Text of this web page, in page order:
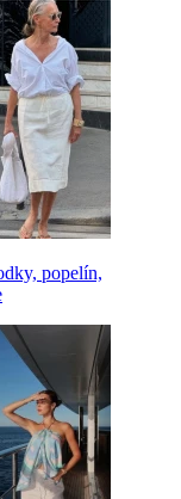
popelín,